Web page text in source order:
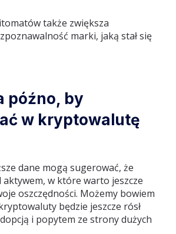
także zwiększa
marki, jaką stał się
późno, by
w kryptowalutę
dane mogą sugerować, że
w które warto jeszcze
oszczędności. Możemy bowiem
będzie jeszcze rósł
i popytem ze strony dużych